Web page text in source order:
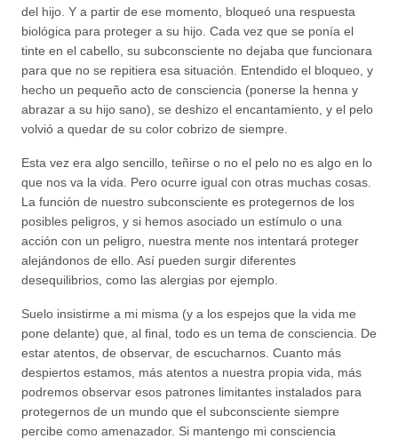
del hijo. Y a partir de ese momento, bloqueó una respuesta
biológica para proteger a su hijo. Cada vez que se ponía el
tinte en el cabello, su subconsciente no dejaba que funcionara
para que no se repitiera esa situación. Entendido el bloqueo, y
hecho un pequeño acto de consciencia (ponerse la henna y
abrazar a su hijo sano), se deshizo el encantamiento, y el pelo
volvió a quedar de su color cobrizo de siempre.
Esta vez era algo sencillo, teñirse o no el pelo no es algo en lo
que nos va la vida. Pero ocurre igual con otras muchas cosas.
La función de nuestro subconsciente es protegernos de los
posibles peligros, y si hemos asociado un estímulo o una
acción con un peligro, nuestra mente nos intentará proteger
alejándonos de ello. Así pueden surgir diferentes
desequilibrios, como las alergias por ejemplo.
Suelo insistirme a mi misma (y a los espejos que la vida me
pone delante) que, al final, todo es un tema de consciencia. De
estar atentos, de observar, de escucharnos. Cuanto más
despiertos estamos, más atentos a nuestra propia vida, más
podremos observar esos patrones limitantes instalados para
protegernos de un mundo que el subconsciente siempre
percibe como amenazador. Si mantengo mi consciencia